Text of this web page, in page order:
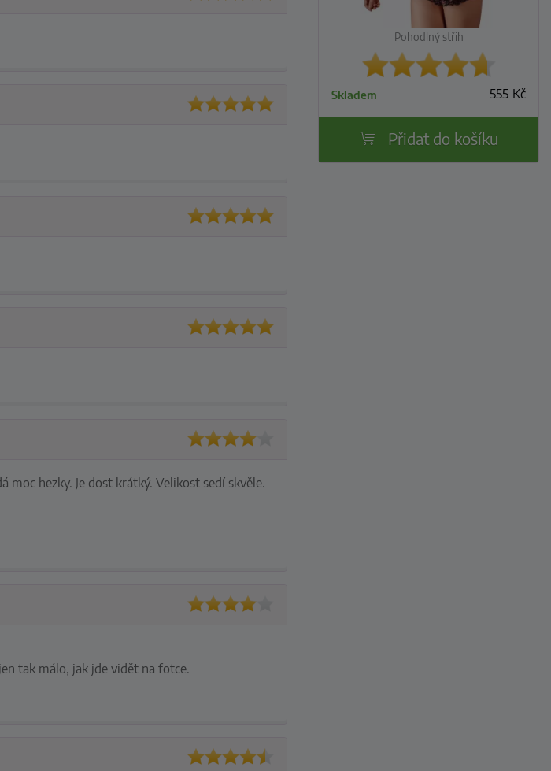
hezky. Je dost krátký. Velikost sedí skvěle.
tak málo, jak jde vidět na fotce.
Pohodlný střih
555 Kč
Skladem
Přidat do košíku